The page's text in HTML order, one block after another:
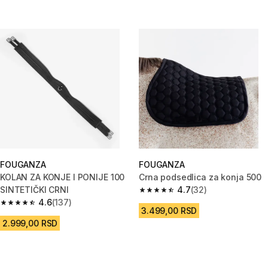
FOUGANZA
KOLAN ZA KONJE I PONIJE 100
SINTETIČKI CRNI
4.6
4.6 od 5 zvezdica from 137 Recenzije
(137)
2.999,00 RSD
FOUGANZA
Crna podsedlica za konja 500
4.7
4.7 od 5 zvezdica from 32
(32)
3.499,00 RSD